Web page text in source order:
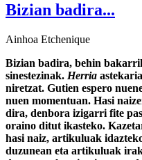
Bizian badira...
Ainhoa Etchenique
Bizian badira, behin
sinestezinak. Herria
niretzat. Gutien espero
nuen momentuan. Hasi
dira, denbora izigarri fite
oraino ditut ikasteko.
hasi naiz, artikuluak
duzunean eta artikuluak